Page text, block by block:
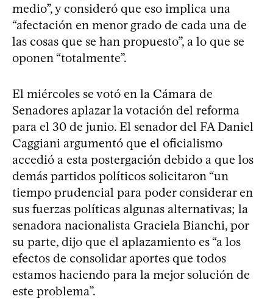
medio”, y consideró que eso implica una
“afectación en menor grado de cada una de
las cosas que se han propuesto”, a lo que se
oponen “totalmente”.
El miércoles se votó en la Cámara de
Senadores aplazar la votación del reforma
para el 30 de junio. El senador del FA Daniel
Caggiani argumentó que el oficialismo
accedió a esta postergación debido a que los
demás partidos políticos solicitaron “un
tiempo prudencial para poder considerar en
sus fuerzas políticas algunas alternativas; la
senadora nacionalista Graciela Bianchi, por
su parte, dijo que el aplazamiento es “a los
efectos de consolidar aportes que todos
estamos haciendo para la mejor solución de
este problema”.